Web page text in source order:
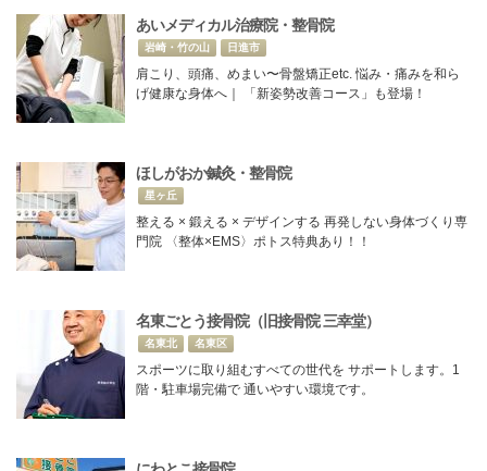
あいメディカル治療院・整骨院
岩崎・竹の山 日進市
肩こり、頭痛、めまい〜骨盤矯正etc. 悩み・痛みを和ら
げ健康な身体へ｜ 「新姿勢改善コース」も登場！
ほしがおか鍼灸・整骨院
星ヶ丘
整える × 鍛える × デザインする 再発しない身体づくり専
門院 〈整体×EMS〉ポトス特典あり！！
名東ごとう接骨院（旧接骨院 三幸堂）
名東北 名東区
スポーツに取り組むすべての世代を サポートします。1
階・駐車場完備で 通いやすい環境です。